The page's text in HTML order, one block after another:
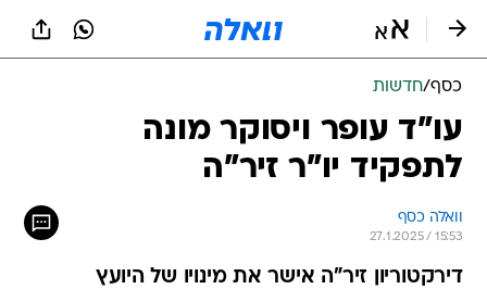
כסף/חדשות
עו"ד עופר ויסוקר מונה
לתפקיד יו"ר זיר"ה
וואלה כסף
27.1.2025 / 15:53
דירקטוריון זיר"ה אישר את מינויו של היועץ